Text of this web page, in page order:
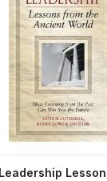
Leadership